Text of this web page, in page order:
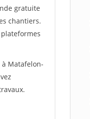
gratuite
chantiers.
Matafelon-